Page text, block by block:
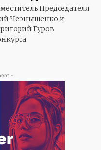
Председателя
Чернышенко и
Гуров
-